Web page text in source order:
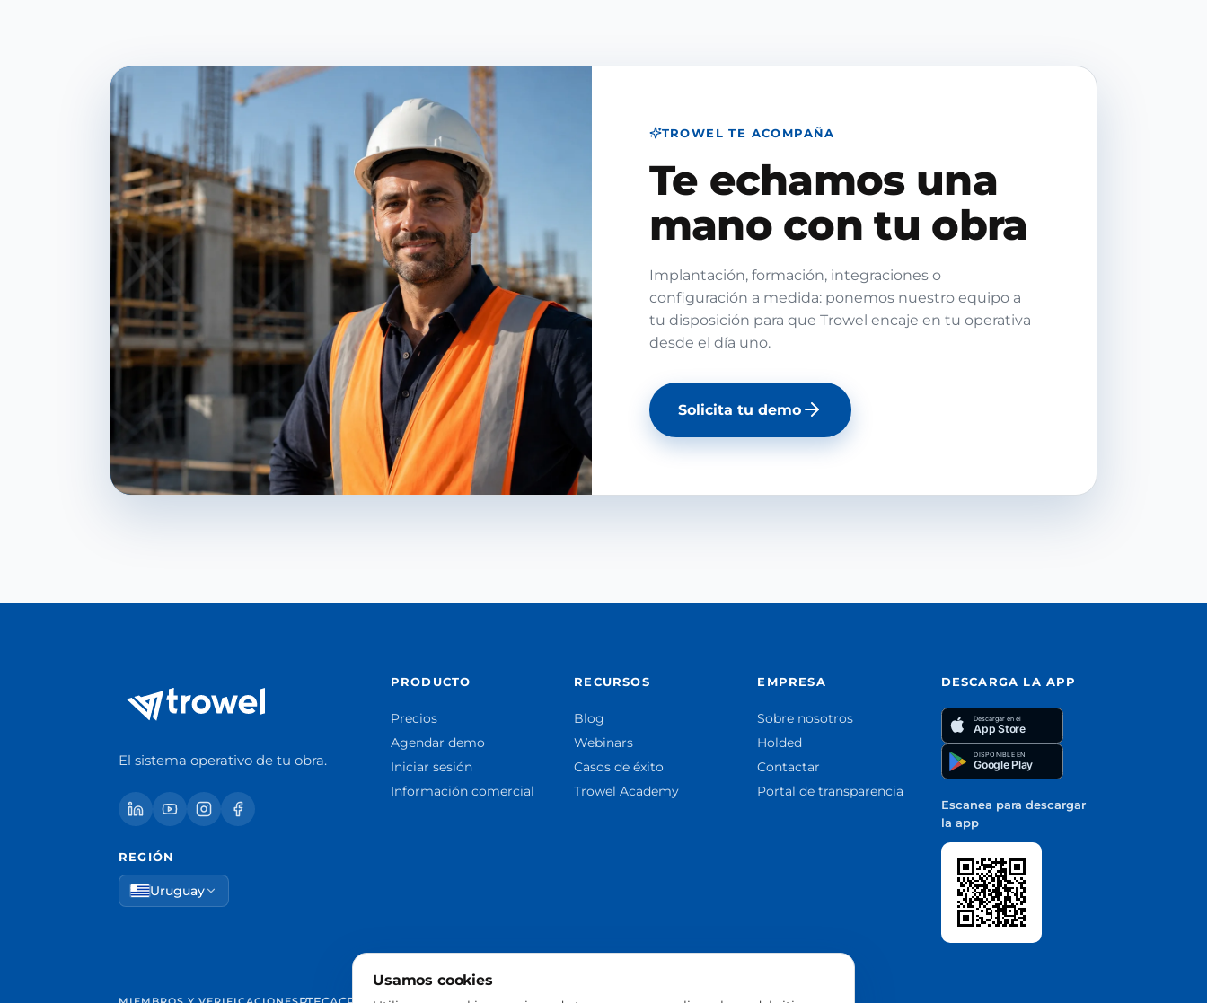
TROWEL TE ACOMPAÑA
Te echamos una
mano con tu obra
Implantación, formación, integraciones o
configuración a medida: ponemos nuestro equipo a
tu disposición para que Trowel encaje en tu operativa
desde el día uno.
Solicita tu demo
El sistema operativo de tu obra.
REGIÓN
Uruguay
PRODUCTO
Precios
Agendar demo
Iniciar sesión
Información comercial
RECURSOS
Blog
Webinars
Casos de éxito
Trowel Academy
EMPRESA
Sobre nosotros
Holded
Contactar
Portal de transparencia
DESCARGA LA APP
Descargar en el
App Store
DISPONIBLE EN
Google Play
Escanea para descargar
la app
Usamos cookies